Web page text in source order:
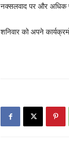
नक्सलवाद पर और अधिक
शनिवार को अपने